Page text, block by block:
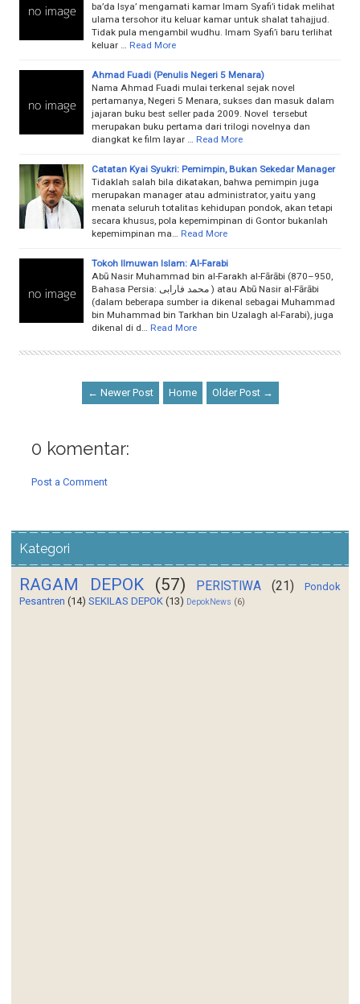
ba’da Isya’ mengamati kamar Imam Syafi’i tidak melihat
ulama tersohor itu keluar kamar untuk shalat tahajjud.
Tidak pula mengambil wudhu. Imam Syafi’i baru terlihat
keluar …
Read More
Ahmad Fuadi (Penulis Negeri 5 Menara)
Nama Ahmad Fuadi mulai terkenal sejak novel
pertamanya, Negeri 5 Menara, sukses dan masuk dalam
jajaran buku best seller pada 2009. Novel tersebut
merupakan buku pertama dari trilogi novelnya dan
diangkat ke film layar …
Read More
Catatan Kyai Syukri: Pemimpin, Bukan Sekedar Manager
Tidaklah salah bila dikatakan, bahwa pemimpin juga
merupakan manager atau administrator, yaitu yang
menata seluruh totalitas kehidupan pondok, akan tetapi
secara khusus, pola kepemimpinan di Gontor bukanlah
kepemimpinan ma…
Read More
Tokoh Ilmuwan Islam: Al-Farabi
Abū Nasir Muhammad bin al-Farakh al-Fārābi (870–950,
Bahasa Persia: محمد فارابی ) atau Abū Nasir al-Fārābi
(dalam beberapa sumber ia dikenal sebagai Muhammad
bin Muhammad bin Tarkhan bin Uzalagh al-Farabi), juga
dikenal di d…
Read More
← Newer Post Home Older Post →
0 komentar:
Post a Comment
Kategori
RAGAM DEPOK (57) PERISTIWA (21)
Pondok
Pesantren (14) SEKILAS DEPOK (13) DepokNews (6)